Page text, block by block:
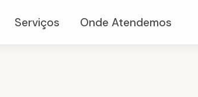
Serviços Onde Atendemos